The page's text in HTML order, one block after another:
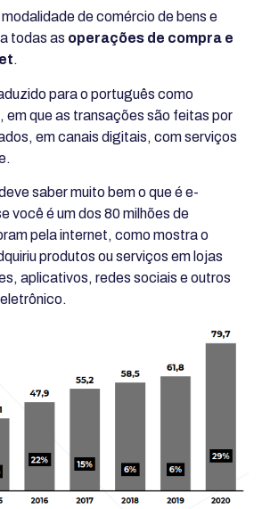
de comércio de bens e
todas as operações de compra e
.
para o português como
em que as transações são feitas por
em canais digitais, com serviços
saber muito bem o que é e-
você é um dos 80 milhões de
pela internet, como mostra o
produtos ou serviços em lojas
aplicativos, redes sociais e outros